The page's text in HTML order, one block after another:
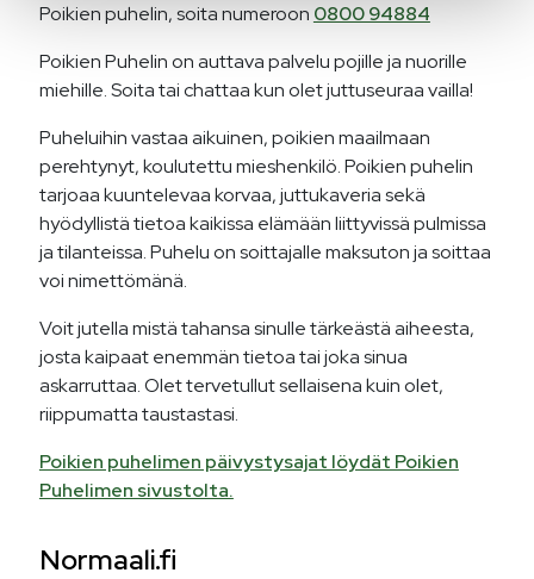
Poikien puhelin, soita numeroon 0800 94884
Poikien Puhelin on auttava palvelu pojille ja nuorille
miehille. Soita tai chattaa kun olet juttuseuraa vailla!
Puheluihin vastaa aikuinen, poikien maailmaan
perehtynyt, koulutettu mieshenkilö. Poikien puhelin
tarjoaa kuuntelevaa korvaa, juttukaveria sekä
hyödyllistä tietoa kaikissa elämään liittyvissä pulmissa
ja tilanteissa. Puhelu on soittajalle maksuton ja soittaa
voi nimettömänä.
Voit jutella mistä tahansa sinulle tärkeästä aiheesta,
josta kaipaat enemmän tietoa tai joka sinua
askarruttaa. Olet tervetullut sellaisena kuin olet,
riippumatta taustastasi.
Poikien puhelimen päivystysajat löydät Poikien
Puhelimen sivustolta.
Normaali.fi